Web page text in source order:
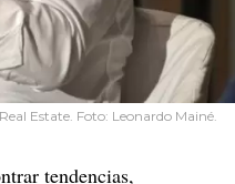
Estate. Foto: Leonardo Mainé.
tendencias,